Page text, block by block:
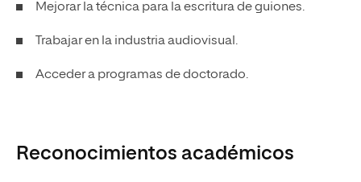
Mejorar la técnica para la escritura de guiones.
Trabajar en la industria audiovisual.
Acceder a programas de doctorado.
Reconocimientos académicos